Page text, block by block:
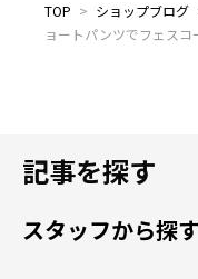
TOP > ショップブログ
ョートパンツでフェスコ
記事を探す
スタッフから探す